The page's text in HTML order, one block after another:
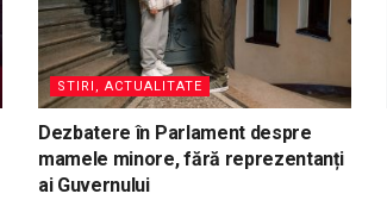
STIRI, ACTUALITATE
Dezbatere în Parlament despre
mamele minore, fără reprezentanți
ai Guvernului